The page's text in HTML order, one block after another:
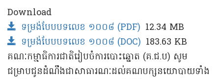
Download
ទម្រង់បែបបទលេខ ១០០៨ (PDF) 12.34 MB
ទម្រង់បែបបទលេខ ១០០៨ (DOC) 183.63 KB
គណៈកម្មាធិការជាតិរៀបចំការបោះឆ្នោត (គ.ជ.ប) សូម
ជម្រាបជូនដំណឹងជាសាធារណៈដល់គណបក្សនយោបាយទាំង